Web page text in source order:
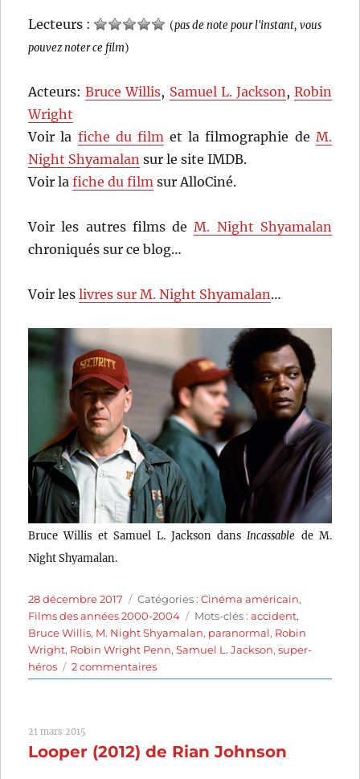
Lecteurs : (pas de note pour l'instant, vous
pouvez noter ce film)
Acteurs:Bruce Willis, Samuel L. Jackson, Robin
Wright
Voir la fiche du filmet la filmographie de M.
Night Shyamalan sur le site IMDB.
Voir lafiche du film sur AlloCiné.
Voir les autres films deM. Night Shyamalan
chroniqués sur ce blog…
Voir leslivres sur M. Night Shyamalan…
Bruce Willis et Samuel L. Jackson dans Incassable de M.
Night Shyamalan.
Publié
le
28 décembre 2017 Catégories
Catégories :Cinéma américain,
Films des années 2000-2004
Étiquettes
Mots-clés :accident,
Bruce Willis, M. Night Shyamalan, paranormal, Robin
Wright, Robin Wright Penn,Samuel L. Jackson,super-
héros
2 commentairessur
Incassable
Night
21 mars 2015
Looper (2012) de Rian Johnson